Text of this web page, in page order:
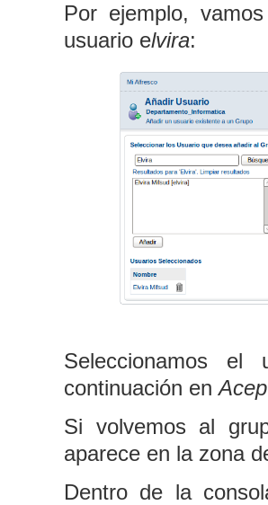
Por ejemplo,
usuario elvira:
Seleccionamos
continuación en
Si volvemos al
aparece en la zona
Dentro de la